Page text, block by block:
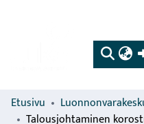
Etusivu